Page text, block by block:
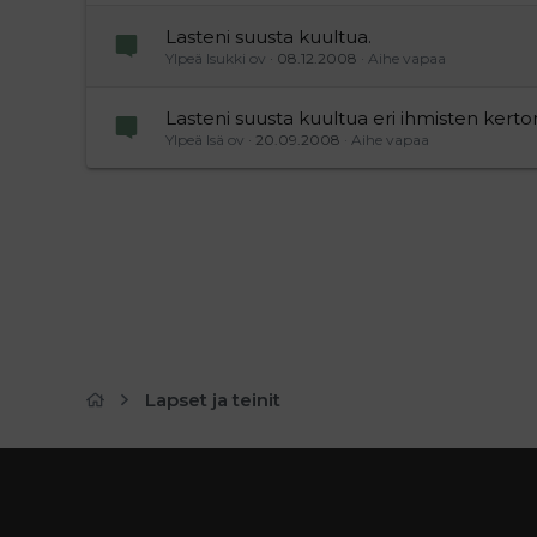
Lasteni suusta kuultua.
Ylpeä Isukki ov 08.12.2008 Aihe vapaa
Lasteni suusta kuultua eri ihmisten
Ylpeä Isä ov 20.09.2008 Aihe vapaa
Lapset ja teinit